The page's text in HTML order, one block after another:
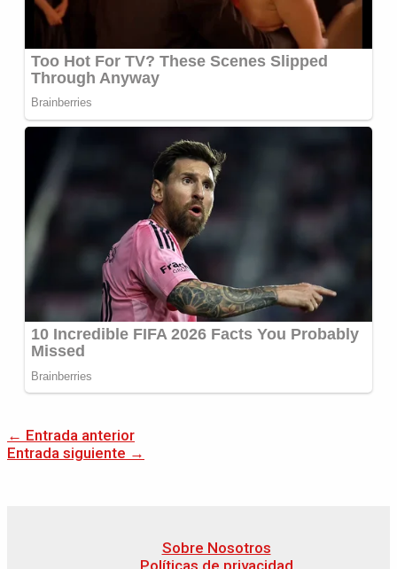
← Entrada anterior
Entrada siguiente →
Sobre Nosotros
Políticas de privacidad